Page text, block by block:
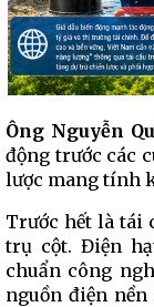
Ông Nguyễn
động trước các
lược mang tính
Trước hết là tái
trụ cột. Điện
chuẩn công
nguồn điện